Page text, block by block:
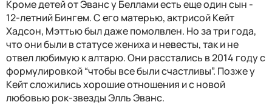
Кроме детей от Эванс у Беллами есть еще один сын -
12-летний Бингем. С его матерью, актрисой Кейт
Хадсон, Мэттью был даже помолвлен. Но за три года,
что они были в статусе жениха и невесты, так и не
отвел любимую к алтарю. Они расстались в 2014 году с
формулировкой “чтобы все были счастливы”. Позже у
Кейт сложились хорошие отношения и с новой
любовью рок-звезды Элль Эванс.